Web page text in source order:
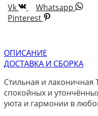
Vk
Whatsapp
Pinterest
ОПИСАНИЕ
ДОСТАВКА И СБОРКА
Стильная и
спокойных и
уюта и гармонии в